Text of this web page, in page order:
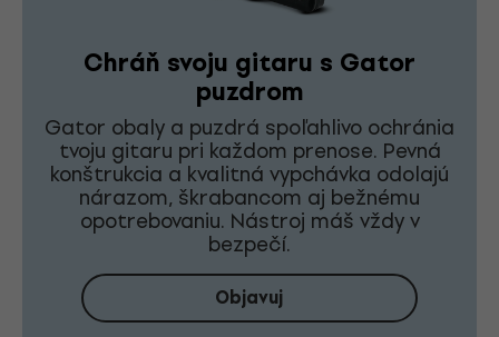
Chráň svoju gitaru s Gator
puzdrom
Gator obaly a puzdrá spoľahlivo ochránia
tvoju gitaru pri každom prenose. Pevná
konštrukcia a kvalitná vypchávka odolajú
nárazom, škrabancom aj bežnému
opotrebovaniu. Nástroj máš vždy v
bezpečí.
Objavuj